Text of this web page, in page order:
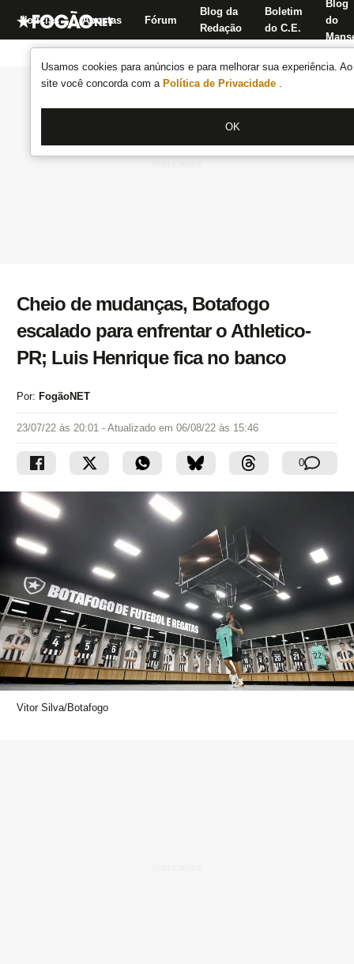
Usamos cookies para anúncios e para melhorar sua experiência.
site você concorda com a Política de Privacidade .
OK
Notícias Apostas Fórum
Blog da
Redação
Boletim
do C.E.
Blog
do
Cheio de mudanças, Botafogo
escalado para enfrentar o Athletico-
PR; Luis Henrique fica no banco
Por: FogãoNET
23/07/22 às 20:01 - Atualizado em 06/08/22 às 15:46
0
Vitor Silva/Botafogo